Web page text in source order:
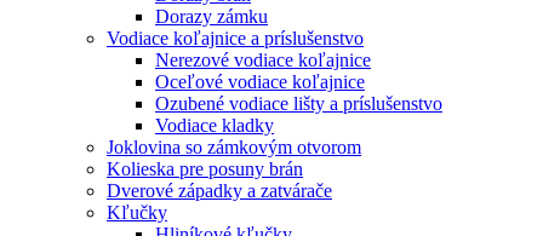
Dorazy zámku
Vodiace koľajnice a príslušenstvo
Nerezové vodiace koľajnice
Oceľové vodiace koľajnice
Ozubené vodiace lišty a príslušenstvo
Vodiace kladky
Joklovina so zámkovým otvorom
Kolieska pre posuny brán
Dverové západky a zatvárače
Kľučky